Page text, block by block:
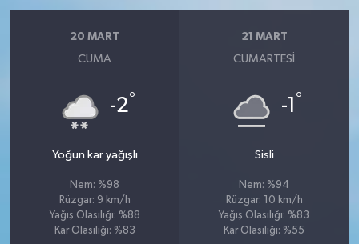
20 MART
CUMA
-2°
Yoğun kar yağışlı
Nem: %98
Rüzgar: 9 km/h
Yağış Olasılığı: %88
Kar Olasılığı: %83
21 MART
CUMARTESI
-1 °
Sisli
Nem: %94
Rüzgar: 10 km/h
Yağış Olasılığı: %83
Kar Olasılığı: %55